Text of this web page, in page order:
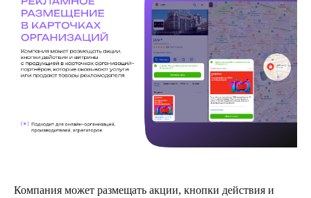
Компания может размещать акции, кнопки действия и